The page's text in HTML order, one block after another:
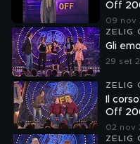
Off
09 nov
ZELIG
Gli
29 set
ZELIG
Il
Off
02 nov
ZELIG